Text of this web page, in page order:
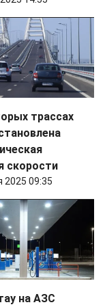
трассах
скорости
2025 09:35
на АЗС